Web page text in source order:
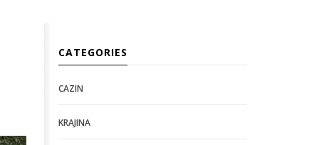
CATEGORIES
CAZIN
KRAJINA